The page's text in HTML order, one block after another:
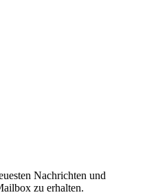
Nachrichten und
zu erhalten.